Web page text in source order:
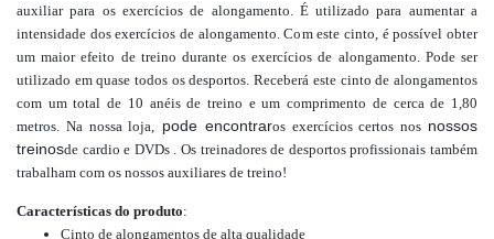
auxiliar para os exercícios de alongamento. É utilizado para aumentar a
intensidade dos exercícios de alongamento. Com este cinto, é possível obter
um maior efeito de treino durante os exercícios de alongamento. Pode ser
utilizado em quase todos os desportos. Receberá este cinto de alongamentos
com um total de 10 anéis de treino e um comprimento de cerca de 1,80
metros. Na nossaloja, pode encontraros exercícios certos nos nossos
treinosde cardio e DVDs . Os treinadores de desportos profissionais também
trabalham com os nossos auxiliares de treino!
Características do produto:
Cinto de alongamentos de alta qualidade